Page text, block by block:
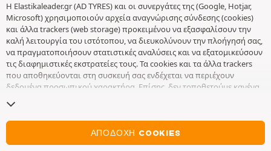
Η Elastikaleader.gr (AD TYRES) και οι συνεργάτες της (Google, Hotjar,
Microsoft) χρησιμοποιούν αρχεία αναγνώρισης σύνδεσης (cookies)
και άλλα trackers (web storage) προκειμένου να εξασφαλίσουν την
καλή λειτουργία του ιστότοπου, να διευκολύνουν την πλοήγησή σας,
να πραγματοποιήσουν στατιστικές αναλύσεις και να εξατομικεύσουν
τις διαφημιστικές εκστρατείες τους. Τα cookies και τα άλλα trackers
που αποθηκεύονται στη συσκευή σας ενδέχεται να περιέχουν
δεδομένα προσωπικού χαρακτήρα. Επίσης, δεν τοποθετούμε κανένα
συγκατάθεσή σας, με εξαίρεση αυτά που είναι απαραίτητα για τη
λειτουργία του ιστότοπου. Διατηρούμε τις επιλογές σας για 6 μήνες.
Μπορείτε να ανακαλέσετε τη συγκατάθεσή σας οποιαδήποτε στιγμή,
πηγαίνοντας στησελίδα σχετικά με τα cookies και τα άλλα trackers.
ΑΠΟΔΟΧΉ COOKIES